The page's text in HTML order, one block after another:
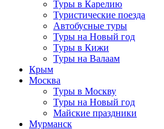
Туры в Карелию
Туристические поезда
Автобусные туры
Туры на Новый год
Туры в Кижи
Туры на Валаам
Крым
Москва
Туры в Москву
Туры на Новый год
Майские праздники
Мурманск